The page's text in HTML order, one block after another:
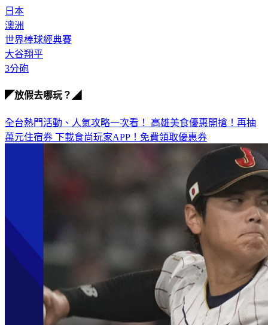
日本
澳洲
世界棒球經典賽
大谷翔平
3分砲
◤放假去哪玩？◢
全台熱門活動、人氣攻略一次看！ 高雄美食優惠開搶！再抽
萬元住宿券 下載食尚玩家APP！免費領取優惠券